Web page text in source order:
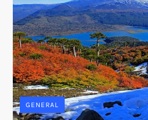
GENERAL